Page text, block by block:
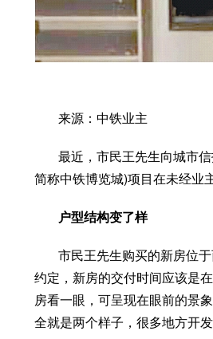
来源：中铁业主
最近，市民王先生向城市
简称中铁博览城)项目在未经业
户型结构变了样
市民王先生购买的新房位
约定，新房的交付时间应该是
房看一眼，可呈现在眼前的景
全就是两个样子，很多地方开